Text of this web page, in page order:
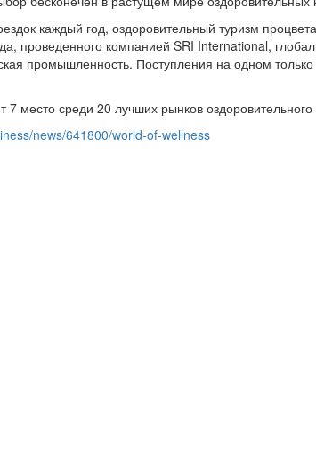
каждый год, оздоровительный туризм
проведенного компанией SRI International,
промышленность. Поступления на одном
7 место среди 20 лучших рынков
news/641800/world-of-wellness